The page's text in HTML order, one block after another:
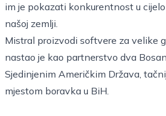
im je pokazati konkurentnost u
našoj zemlji.
Mistral proizvodi softvere za velike
nastao je kao partnerstvo dva
Sjedinjenim Američkim Država,
mjestom boravka u BiH.